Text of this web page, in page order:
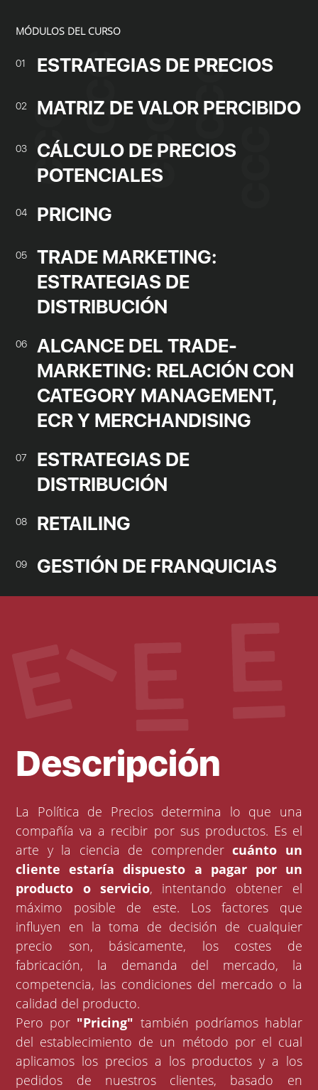
MÓDULOS DEL CURSO
01 ESTRATEGIAS DE PRECIOS
02 MATRIZ DE VALOR PERCIBIDO
03
CÁLCULO DE PRECIOS
POTENCIALES
04 PRICING
05
TRADE MARKETING:
ESTRATEGIAS DE
DISTRIBUCIÓN
06
ALCANCE DEL TRADE-
MARKETING: RELACIÓN CON
CATEGORY MANAGEMENT,
ECR Y MERCHANDISING
07
ESTRATEGIAS DE
DISTRIBUCIÓN
08 RETAILING
09 GESTIÓN DE FRANQUICIAS
Descripción
La Política de Precios determina lo que una
compañía va a recibir por sus productos. Es el
arte y la ciencia de comprendercuánto un
cliente estaría dispuesto a pagar por un
producto o servicio, intentando obtener el
máximo posible de este. Los factores que
influyen en la toma de decisión de cualquier
precio son, básicamente, los costes de
fabricación, la demanda del mercado, la
competencia, las condiciones del mercado o la
calidad del producto.
Pero por "Pricing" también podríamos hablar
del establecimiento de un método por el cual
aplicamos los precios a los productos y a los
pedidos de nuestros clientes, basado en